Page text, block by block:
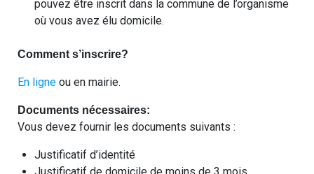
pouvez être inscrit dans la commune de l’organisme
où vous avez élu domicile.
Comment s’inscrire?
En ligne ou en mairie.
Documents nécessaires:
Vous devez fournir les documents suivants :
Justificatif d’identité